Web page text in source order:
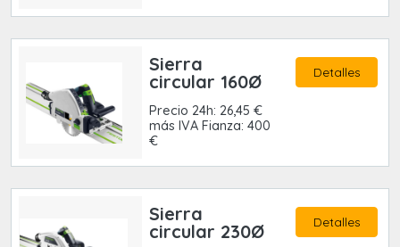
Sierra
circular 160Ø
Precio 24h: 26,45 €
más IVA Fianza: 400
€
Detalles
Sierra
circular 230Ø
Detalles